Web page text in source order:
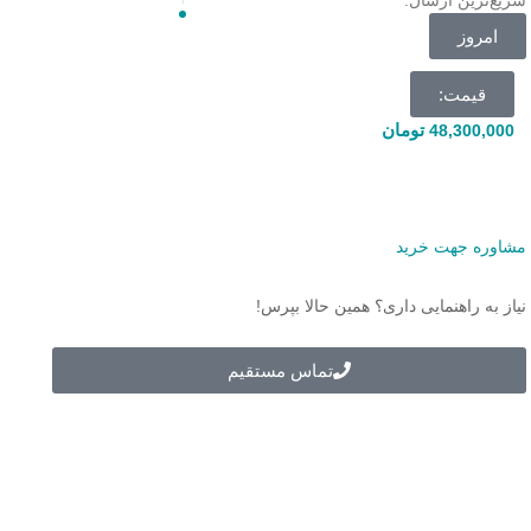
امروز
قیمت:
48,300,000 تومان
مشاوره جهت خرید
نیاز به راهنمایی داری؟ همین حالا بپرس!
تماس مستقیم